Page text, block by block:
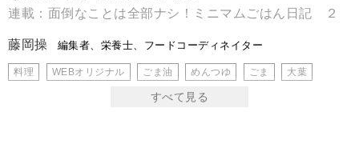
連載：面倒なことは全部ナシ！ミニマムごはん日記 ２
藤岡操 編集者、栄養士、フードコーディネイター
料理 WEBオリジナル ごま油 めんつゆ ごま 大葉